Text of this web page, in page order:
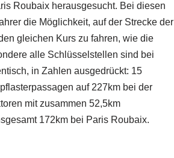
Roubaix herausgesucht. Bei diesen
die Möglichkeit, auf der Strecke der
gleichen Kurs zu fahren, wie die
alle Schlüsselstellen sind bei
in Zahlen ausgedrückt: 15
auf 227km bei der
mit zusammen 52,5km
172km bei Paris Roubaix.